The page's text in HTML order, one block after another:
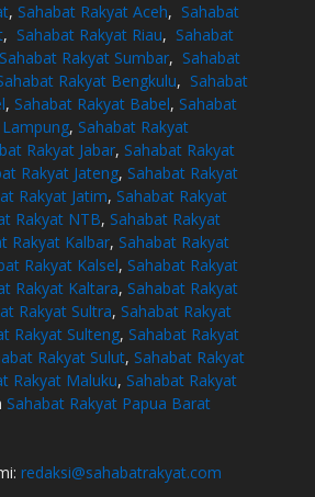
, Sahabat Rakyat Aceh, Sahabat
, Sahabat Rakyat Riau, Sahabat
Sahabat Rakyat Sumbar, Sahabat
Rakyat Bengkulu, Sahabat
, Sahabat Rakyat Babel, Sahabat
, Sahabat Rakyat
Rakyat Jabar, Sahabat Rakyat
Rakyat Jateng, Sahabat Rakyat
Rakyat Jatim, Sahabat Rakyat
Rakyat NTB, Sahabat Rakyat
Rakyat Kalbar, Sahabat Rakyat
Rakyat Kalsel, Sahabat Rakyat
Rakyat Kaltara, Sahabat Rakyat
Rakyat Sultra, Sahabat Rakyat
Rakyat Sulteng, Sahabat Rakyat
Rakyat Sulut, Sahabat Rakyat
Rakyat Maluku, Sahabat Rakyat
Sahabat Rakyat Papua Barat
redaksi@sahabatrakyat.com